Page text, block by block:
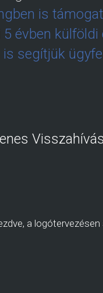
is
5 évben
segítjük
a